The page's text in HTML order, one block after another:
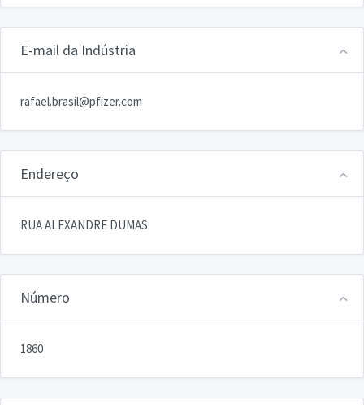
E-mail da Indústria
rafael.brasil@pfizer.com
Endereço
RUA ALEXANDRE DUMAS
Número
1860